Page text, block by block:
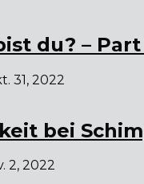
du? –
31, 2022
bei
2, 2022